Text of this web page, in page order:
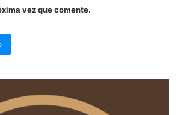
vez que comente.